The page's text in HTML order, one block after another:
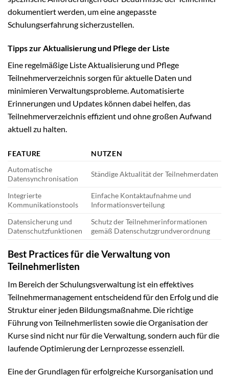
dokumentiert werden, um eine angepasste
Schulungserfahrung sicherzustellen.
Tipps zur Aktualisierung und Pflege der Liste
Eine regelmäßige Liste Aktualisierung und Pflege
Teilnehmerverzeichnis sorgen für aktuelle Daten und
minimieren Verwaltungsprobleme. Automatisierte
Erinnerungen und Updates können dabei helfen, das
Teilnehmerverzeichnis effizient und ohne großen Aufwand
aktuell zu halten.
FEATURE
NUTZEN
Automatische
Datensynchronisation
Ständige Aktualität der Teilnehmerdaten
Integrierte
Kommunikationstools
Einfache Kontaktaufnahme und
Informationsverteilung
Datensicherung und
Datenschutzfunktionen
Schutz der Teilnehmerinformationen
gemäß Datenschutzgrundverordnung
Best Practices für die Verwaltung von
Teilnehmerlisten
Im Bereich der Schulungsverwaltung ist ein effektives
Teilnehmermanagement entscheidend für den Erfolg und die
Struktur einer jeden Bildungsmaßnahme. Die richtige
Führung von Teilnehmerlisten sowie die Organisation der
Kurse sind nicht nur für die Verwaltung, sondern auch für die
laufende Optimierung der Lernprozesse essenziell.
Eine der Grundlagen für erfolgreiche Kursorganisation und